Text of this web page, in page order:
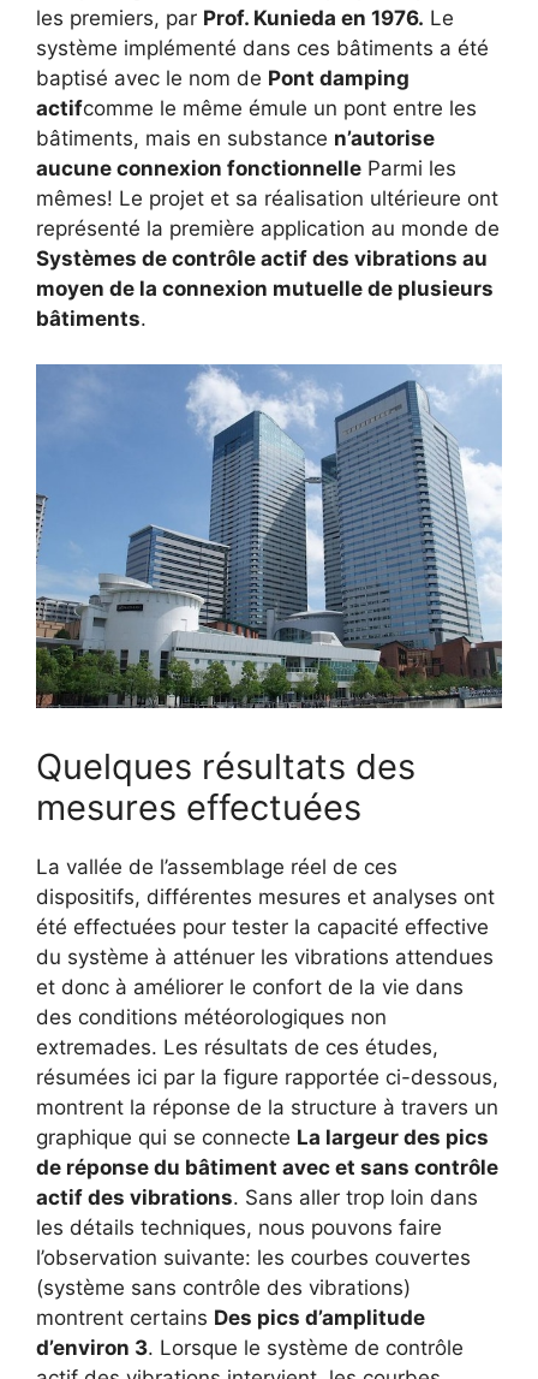
les premiers, par Prof. Kunieda en 1976. Le
système implémenté dans ces bâtiments a été
baptisé avec le nom de Pont damping
actifcomme le même émule un pont entre les
bâtiments, mais en substance n’autorise
aucune connexion fonctionnelle Parmi les
mêmes! Le projet et sa réalisation ultérieure ont
représenté la première application au monde de
Systèmes de contrôle actif des vibrations au
moyen de la connexion mutuelle de plusieurs
bâtiments.
Quelques résultats des
mesures effectuées
La vallée de l’assemblage réel de ces
dispositifs, différentes mesures et analyses ont
été effectuées pour tester la capacité effective
du système à atténuer les vibrations attendues
et donc à améliorer le confort de la vie dans
des conditions météorologiques non
extremades. Les résultats de ces études,
résumées ici par la figure rapportée ci-dessous,
montrent la réponse de la structure à travers un
graphique qui se connecte La largeur des pics
de réponse du bâtiment avec et sans contrôle
actif des vibrations. Sans aller trop loin dans
les détails techniques, nous pouvons faire
l’observation suivante: les courbes couvertes
(système sans contrôle des vibrations)
montrent certains Des pics d’amplitude
d’environ 3. Lorsque le système de contrôle